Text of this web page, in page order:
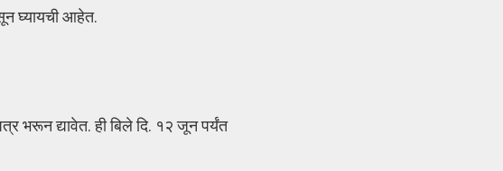
घ्यायची आहेत.
भरून द्यावेत. ही बिले दि. १२ जून पर्यंत